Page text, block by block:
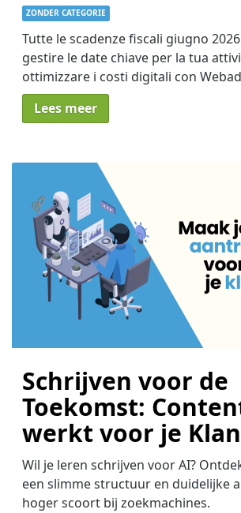
ZONDER CATEGORIE
Tutte le scadenze fiscali giugno
gestire le date chiave per la tua
ottimizzare i costi digitali con
Lees meer
Schrijven voor de
Toekomst:
werkt voor je
Wil je leren schrijven voor AI?
een slimme structuur en duidelijke
hoger scoort bij zoekmachines.